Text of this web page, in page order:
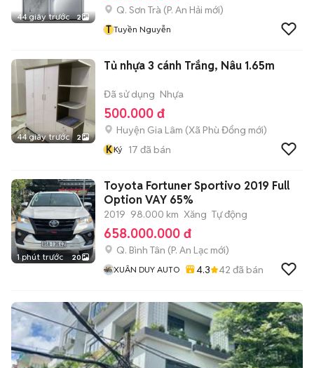
44 giây trước 2
Q. Sơn Trà (P. An Hải mới)
T Tuyền Nguyễn
44 giây trước 2
Tủ nhựa 3 cánh Trắng, Nâu 1.65m
Đã sử dụng Nhựa
500.000 đ
Huyện Gia Lâm (Xã Phù Đổng mới)
KKý 17 đã bán
1 phút trước 20
Toyota Fortuner Sportivo 2019 Full
Option VAY 65%
2019 98.000 km Xăng Tự động
658.000.000 đ
Q. Bình Tân (P. An Lạc mới)
XUÂN DUY AUTO 4.3 42 đã bán